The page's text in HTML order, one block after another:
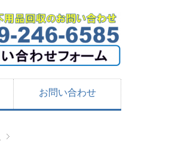
お問い合わせ